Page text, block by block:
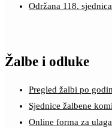
Održana 118.
Žalbe i odluke
Pregled žalbi po
Sjednice žalbene
Online forma za